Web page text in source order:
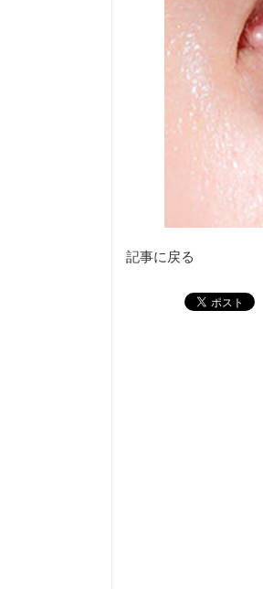
記事に戻る